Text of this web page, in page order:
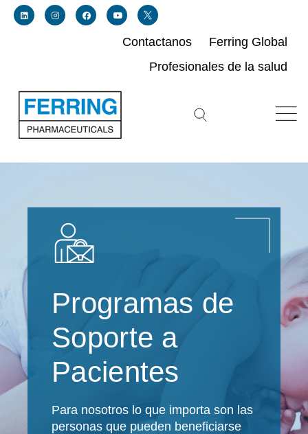
Contactanos
Ferring Global
Profesionales de la salud
Search icon button
Programas de
Soporte a
Pacientes
Para nosotros lo que importa son las
personas que pueden beneficiarse